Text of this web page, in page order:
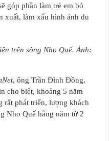
góp phần làm trẻ em bỏ
xuất, làm xấu hình ảnh du
trên sông Nho Quế. Ảnh:
, ông Trần Đình Đồng,
cho biết, khoảng 5 năm
rất phát triển, lượng khách
Nho Quế hằng năm từ 2